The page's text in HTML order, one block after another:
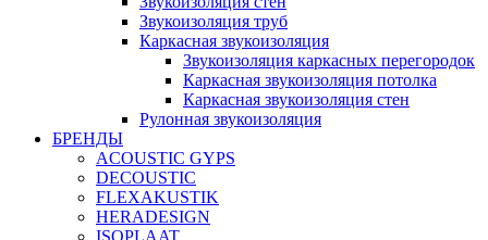
Звукоизоляция труб
Каркасная звукоизоляция
Звукоизоляция каркасных перегородок
Каркасная звукоизоляция потолка
Каркасная звукоизоляция стен
Рулонная звукоизоляция
БРЕНДЫ
ACOUSTIC GYPS
DECOUSTIC
FLEXAKUSTIK
HERADESIGN
ISOPLAAT